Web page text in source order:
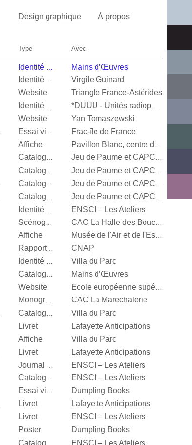
Design graphique À propos
Type Avec
Mains d’Œuvres
Virgile Guinard
Website
Triangle France-Astérides
Identité visuelle *DUUU - Unités radiophoniques mobiles
Website
Yan Tomaszewski
Essai visuel
Frac-île de France
Affiche Pavillon Blanc, centre d’art contemporain de la Ville de Colomiers
Catalogue d’exposition Jeu de Paume et CAPC Bordeaux
ENSCI – Les Ateliers
Affiche Musée de l'Air et de l'Espace
Rapport d’activité
CNAP
Identité visuelle
Villa du Parc
Catalogue d’exposition
Mains d’Œuvres
Website École européenne supérieure d'art de Bretagne
Monographie
CAC La Marechalerie
Villa du Parc
Livret
Lafayette Anticipations
Affiche
Villa du Parc
Livret
Lafayette Anticipations
ENSCI – Les Ateliers
Catalogue d’exposition
ENSCI – Les Ateliers
Essai visuel
Dumpling Books
Livret
Lafayette Anticipations
Livret
ENSCI – Les Ateliers
Poster
Dumpling Books
ENSCI – Les Ateliers